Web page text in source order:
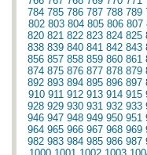
784 785 786 787 788 789
802 803 804 805 806 807
820 821 822 823 824 825
838 839 840 841 842 843
856 857 858 859 860 861
874 875 876 877 878 879
892 893 894 895 896 897
910 911 912 913 914 915
928 929 930 931 932 933
946 947 948 949 950 951
964 965 966 967 968 969
982 983 984 985 986 987